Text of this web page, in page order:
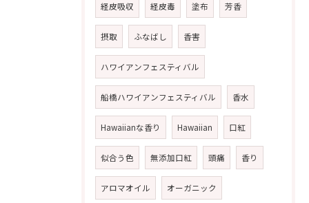
経皮吸収 経皮毒 塗布 芳香
摂取 ふなばし 香害
ハワイアンフェスティバル
船橋ハワイアンフェスティバル 香水
Hawaiianな香り Hawaiian 口紅
似合う色 無添加口紅 頭痛 香り
アロマオイル オーガニック